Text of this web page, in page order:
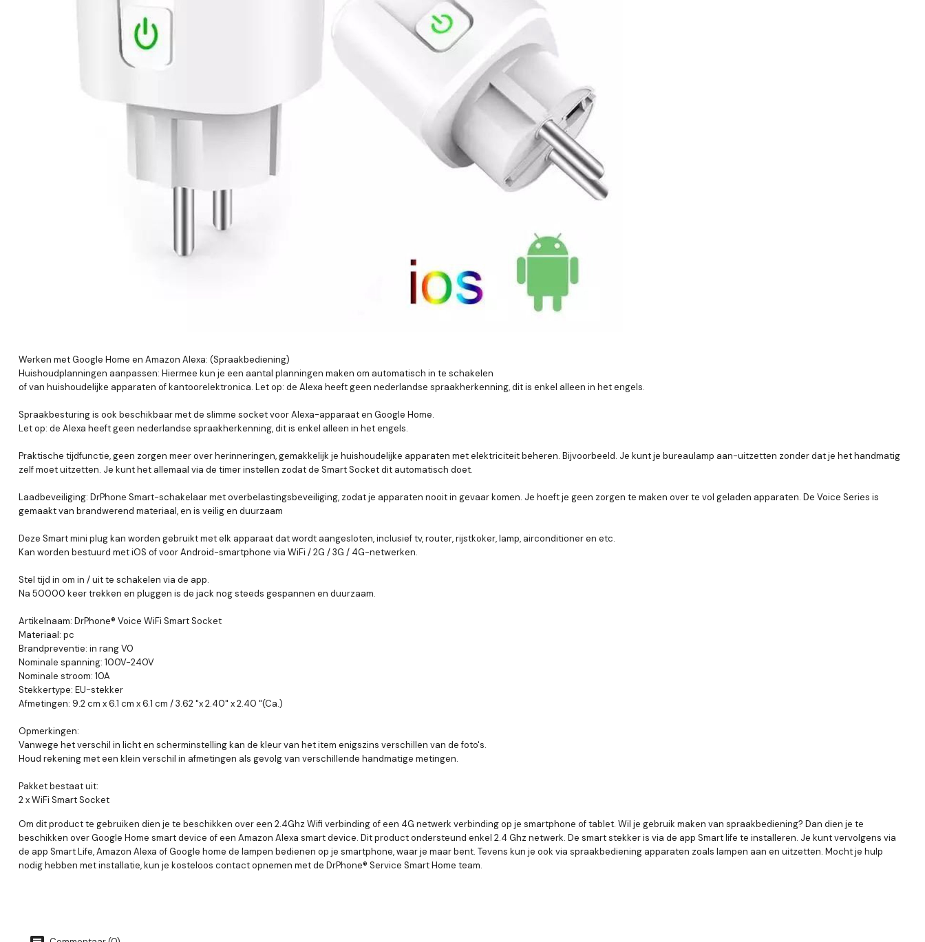
Werken met Google Home en Amazon Alexa: (Spraakbediening)
Huishoudplanningen aanpassen: Hiermee kun je een aantal planningen maken om automatisch in te schakelen
of van huishoudelijke apparaten of kantoorelektronica. Let op: de Alexa heeft geen nederlandse spraakherkenning, dit is enkel alleen in het engels.
Spraakbesturing is ook beschikbaar met de slimme socket voor Alexa-apparaat en Google Home.
Let op: de Alexa heeft geen nederlandse spraakherkenning, dit is enkel alleen in het engels.
Praktische tijdfunctie, geen zorgen meer over herinneringen, gemakkelijk je huishoudelijke apparaten met elektriciteit beheren. Bijvoorbeeld. Je kunt je bureaulamp aan-uitzetten zonder dat je het handmatig
zelf moet uitzetten. Je kunt het allemaal via de timer instellen zodat de Smart Socket dit automatisch doet.
Laadbeveiliging: DrPhone Smart-schakelaar met overbelastingsbeveiliging, zodat je apparaten nooit in gevaar komen. Je hoeft je geen zorgen te maken over te vol geladen apparaten. De Voice Series is
gemaakt van brandwerend materiaal, en is veilig en duurzaam
Deze Smart mini plug kan worden gebruikt met elk apparaat dat wordt aangesloten, inclusief tv, router, rijstkoker, lamp, airconditioner en etc.
Kan worden bestuurd met iOS of voor Android-smartphone via WiFi / 2G / 3G / 4G-netwerken.
Stel tijd in om in / uit te schakelen via de app.
Na 50000 keer trekken en pluggen is de jack nog steeds gespannen en duurzaam.
Artikelnaam: DrPhone® Voice WiFi Smart Socket
Materiaal: pc
Brandpreventie: in rang V0
Nominale spanning: 100V-240V
Nominale stroom: 10A
Stekkertype: EU-stekker
Afmetingen: 9.2 cm x 6.1 cm x 6.1 cm / 3.62 "x 2.40" x 2.40 "(Ca.)
Opmerkingen:
Vanwege het verschil in licht en scherminstelling kan de kleur van het item enigszins verschillen van de foto's.
Houd rekening met een klein verschil in afmetingen als gevolg van verschillende handmatige metingen.
Pakket bestaat uit:
2 x WiFi Smart Socket
Om dit product te gebruiken dien je te beschikken over een 2.4Ghz Wifi verbinding of een 4G netwerk verbinding op je smartphone of tablet. Wil je gebruik maken van spraakbediening? Dan dien je te
beschikken over Google Home smart device of een Amazon Alexa smart device. Dit product ondersteund enkel 2.4 Ghz netwerk. De smart stekker is via de app Smart life te installeren. Je kunt vervolgens via
de app Smart Life, Amazon Alexa of Google home de lampen bedienen op je smartphone, waar je maar bent. Tevens kun je ook via spraakbediening apparaten zoals lampen aan en uitzetten. Mocht je hulp
nodig hebben met installatie, kun je kosteloos contact opnemen met de DrPhone® Service Smart Home team.